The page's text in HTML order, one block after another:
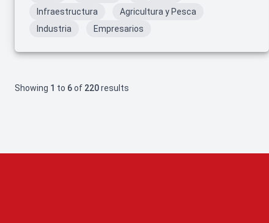
Infraestructura
Agricultura y Pesca
Industria
Empresarios
Showing 1 to 6of 220results